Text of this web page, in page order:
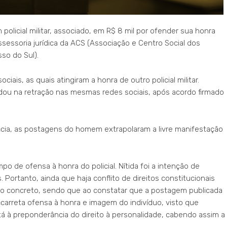
militar, associado, em R$ 8 mil por ofender sua honra
jurídica da ACS (Associação e Centro Social dos
do Sul).
as quais atingiram a honra de outro policial militar.
na retração nas mesmas redes sociais, após acordo firmado
as postagens do homem extrapolaram a livre manifestação
de ofensa à honra do policial. Nítida foi a intenção de
Portanto, ainda que haja conflito de direitos constitucionais
concreto, sendo que ao constatar que a postagem publicada
ofensa à honra e imagem do indivíduo, visto que
à preponderância do direito à personalidade, cabendo assim a